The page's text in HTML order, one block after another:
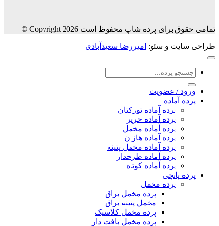
تمامی حقوق برای پرده شاپ محفوظ است Copyright 2026 ©
طراحی سایت و سئو:امیررضا سعیدآبادی
جستجو
ورود / عضویت
پرده آماده
پرده آماده تورکتان
پرده آماده حریر
پرده آماده مخمل
پرده آماده هازان
پرده آماده مخمل پتینه
پرده آماده طرحدار
پرده آماده کوتاه
پرده پانچی
پرده مخمل
پرده مخمل براق
مخمل پتینه براق
پرده مخمل کلاسیک
پرده مخمل بافت دار